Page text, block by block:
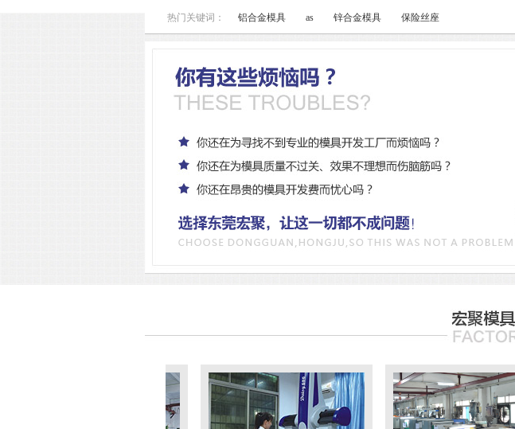
热门关键词： 铝合金模具 as 锌合金模具 保险丝座